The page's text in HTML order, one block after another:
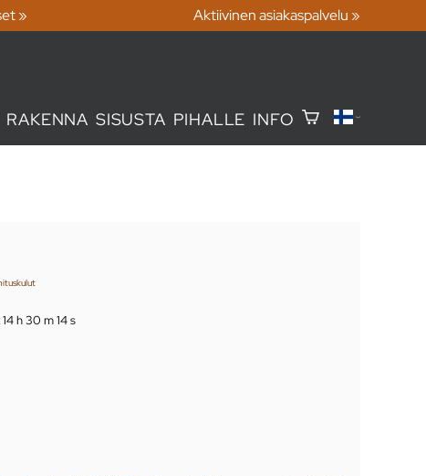
» Aktiivinen asiakaspalvelu »
RAKENNA SISUSTA PIHALLE INFO
h 30 m 13 s